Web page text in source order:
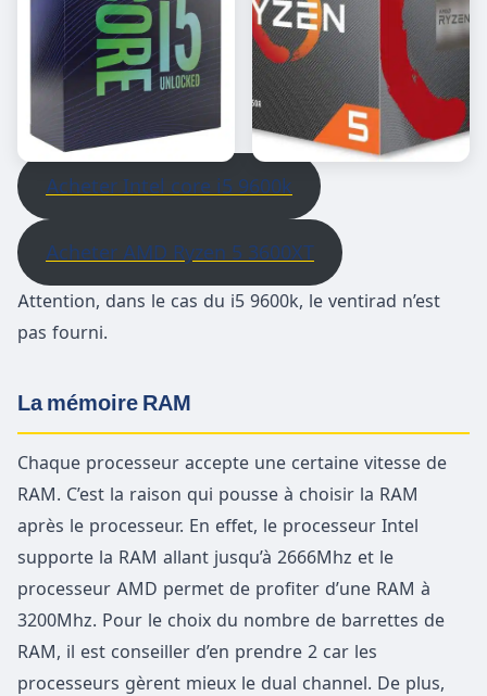
Acheter Intel core i5 9600k
Acheter AMD Ryzen 5 3600XT
Attention, dans le cas du i5 9600k, le ventirad n’est
pas fourni.
La mémoire RAM
Chaque processeur accepte une certaine vitesse de
RAM. C’est la raison qui pousse à choisir la RAM
après le processeur. En effet, le processeur Intel
supporte la RAM allant jusqu’à 2666Mhz et le
processeur AMD permet de profiter d’une RAM à
3200Mhz. Pour le choix du nombre de barrettes de
RAM, il est conseiller d’en prendre 2 car les
processeurs gèrent mieux le dual channel. De plus,